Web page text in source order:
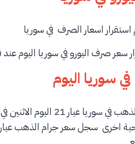
اسعار الصرف في سوريا
في سوريا اليوم عند قيمة “14685.16” ليرة سورية في أغلب
سوريا اليوم